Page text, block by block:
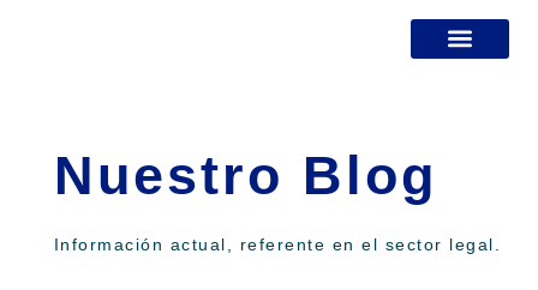
Nuestro Blog
Información actual, referente en el sector legal.